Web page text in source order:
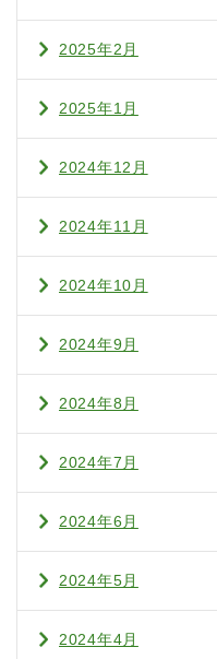
2025年2月
2025年1月
2024年12月
2024年11月
2024年10月
2024年9月
2024年8月
2024年7月
2024年6月
2024年5月
2024年4月